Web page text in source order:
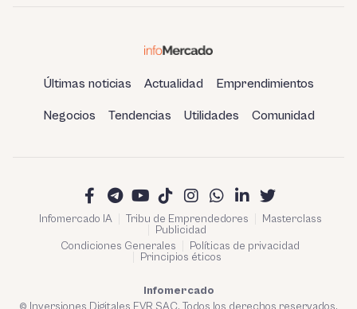
Últimas noticias Actualidad Emprendimientos
Negocios Tendencias Utilidades Comunidad
Infomercado IA Tribu de Emprendedores
Masterclass
Publicidad
Condiciones Generales
Políticas de privacidad
Principios éticos
Infomercado